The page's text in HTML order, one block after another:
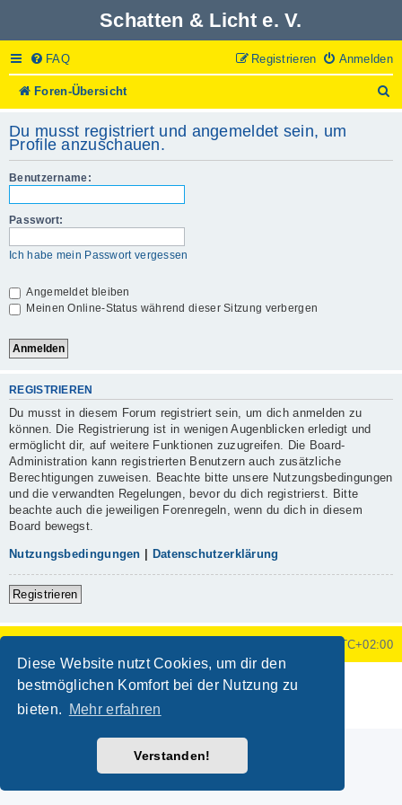
Diese Website nutzt Cookies, um dir den
bestmöglichen Komfort bei der Nutzung zu
bieten.
Mehr erfahren
Verstanden!
Schatten & Licht e. V.
FAQ Anmelden
Registrieren
Foren-Übersicht
u
e
Du musst registriert und angemeldet sein, um
Profile anzuschauen.
Benutzername:
Passwort:
Ich habe mein Passwort vergessen
Angemeldet bleiben
Meinen Online-Status während dieser Sitzung verbergen
REGISTRIEREN
Du musst in diesem Forum registriert sein, um dich anmelden zu
können. Die Registrierung ist in wenigen Augenblicken erledigt und
ermöglicht dir, auf weitere Funktionen zuzugreifen. Die Board-
Administration kann registrierten Benutzern auch zusätzliche
Berechtigungen zuweisen. Beachte bitte unsere Nutzungsbedingungen
und die verwandten Regelungen, bevor du dich registrierst. Bitte
beachte auch die jeweiligen Forenregeln, wenn du dich in diesem
Board bewegst.
Nutzungsbedingungen Datenschutzerklärung
Registrieren
UTC+02:00
Powered by phpBB ® Forum Software © phpBB Limited
phpBB.de
Datenschutz